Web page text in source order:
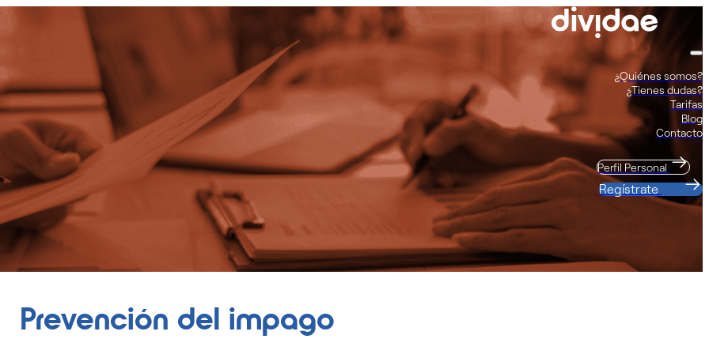
¿Quiénes somos?
¿Tienes dudas?
Tarifas
Blog
Contacto
Perfil Personal
Regístrate
Prevención del impago